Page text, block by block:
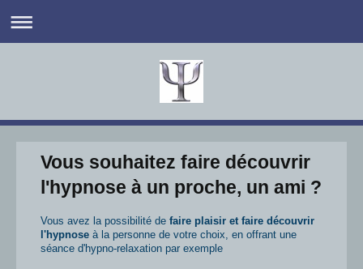
Vous souhaitez faire découvrir
l'hypnose à un proche, un ami ?
Vous avez la possibilité de faire plaisir et faire découvrir
l'hypnose à la personne de votre choix, en offrant une
séance d'hypno-relaxation par exemple